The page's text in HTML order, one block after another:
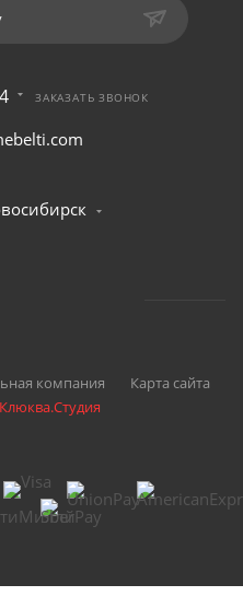
ЗАКАЗАТЬ ЗВОНОК
компания
Карта сайта
Клюква.Студия